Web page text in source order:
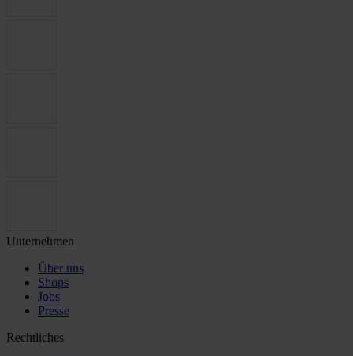
Unternehmen
Über uns
Shops
Jobs
Presse
Rechtliches